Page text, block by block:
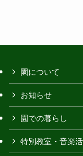
園について
お知らせ
園での暮らし
特別教室・音楽